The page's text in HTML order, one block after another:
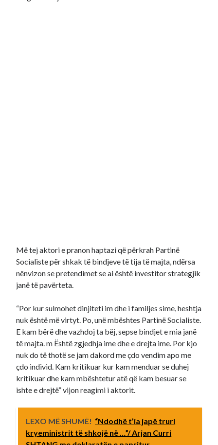
Më tej aktori e pranon haptazi që përkrah Partinë
Socialiste për shkak të bindjeve të tija të majta, ndërsa
nënvizon se pretendimet se ai është investitor strategjik
janë të pavërteta.
“Por kur sulmohet dinjiteti im dhe i familjes sime, heshtja
nuk është më virtyt. Po, unë mbështes Partinë Socialiste.
E kam bërë dhe vazhdoj ta bëj, sepse bindjet e mia janë
të majta. m Është zgjedhja ime dhe e drejta ime. Por kjo
nuk do të thotë se jam dakord me çdo vendim apo me
çdo individ. Kam kritikuar kur kam menduar se duhej
kritikuar dhe kam mbështetur atë që kam besuar se
ishte e drejtë” vijon reagimi i aktorit.
LEXO MË SHUMË! “Ndodhë t’ia japë truri
kryeministrit të shkojë në …”/ Arjan Curri